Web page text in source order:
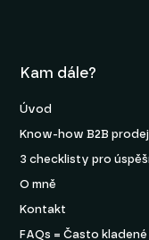
Kam dále?
Úvod
Know-how B2B
3 checklisty pro
O mně
Kontakt
FAQs = Často